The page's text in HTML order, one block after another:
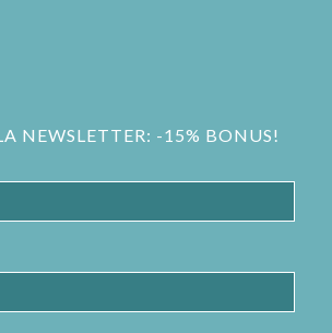
NEWSLETTER: -15% BONUS!